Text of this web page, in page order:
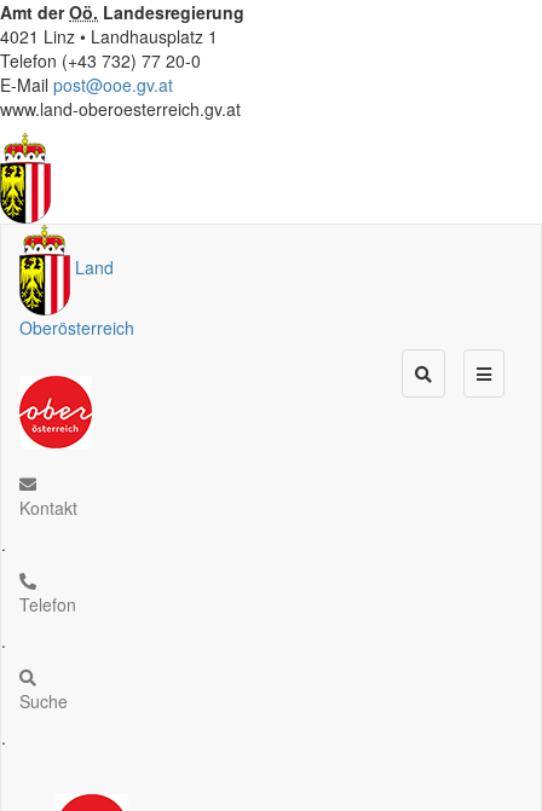
Amt derOö. Landesregierung
4021 Linz • Landhausplatz 1
Telefon (+43 732) 77 20-0
E-Mail post@ooe.gv.at
www.land-oberoesterreich.gv.at
Land
Oberösterreich
Kontakt
.
Telefon
.
Suche
.